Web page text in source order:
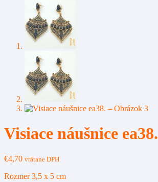
Visiace náušnice ea38.
€4,70 vrátane DPH
Rozmer 3,5 x 5 cm